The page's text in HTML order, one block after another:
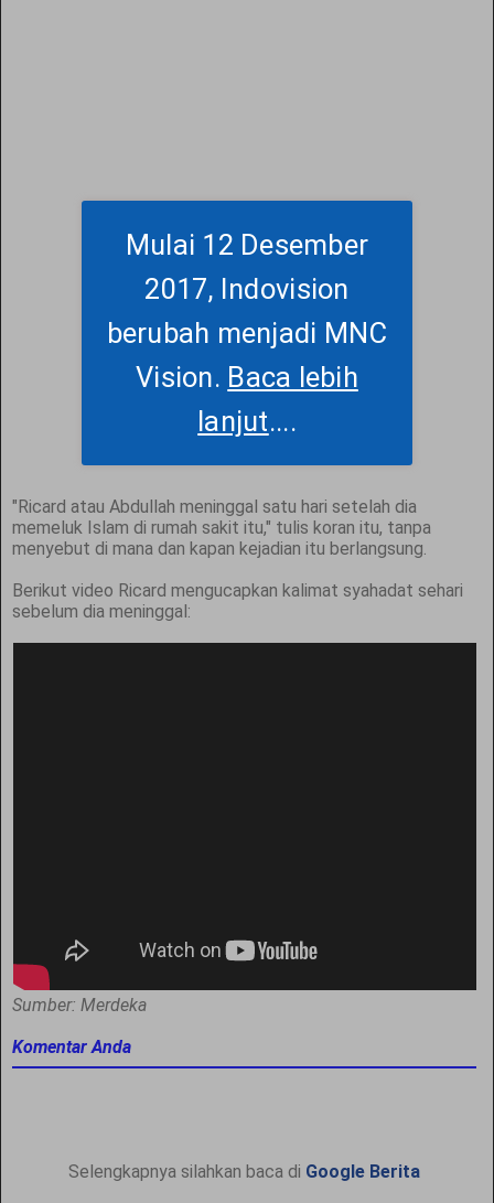
Mulai 12 Desember
2017, Indovision
berubah menjadi MNC
Vision. Baca lebih
lanjut....
"Ricard atau Abdullah meninggal satu hari setelah dia
memeluk Islam di rumah sakit itu," tulis koran itu, tanpa
menyebut di mana dan kapan kejadian itu berlangsung.
Berikut video Ricard mengucapkan kalimat syahadat sehari
sebelum dia meninggal:
Sumber: Merdeka
Komentar Anda
Selengkapnya silahkan baca di Google Berita